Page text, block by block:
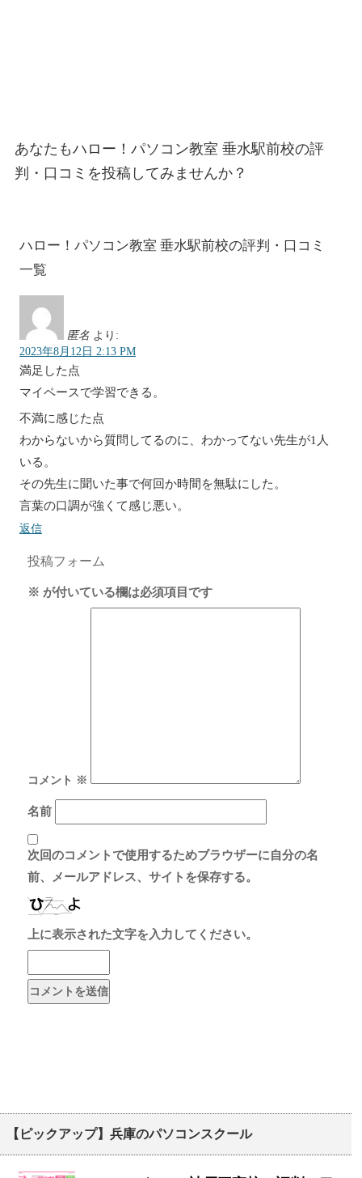
あなたもハロー！パソコン教室 垂水駅前校の評
判・口コミを投稿してみませんか？
ハロー！パソコン教室 垂水駅前校の評判・口コミ
一覧
匿名 より:
2023年8月12日 2:13 PM
満足した点
マイペースで学習できる。
不満に感じた点
わからないから質問してるのに、わかってない先生が1人
いる。
その先生に聞いた事で何回か時間を無駄にした。
言葉の口調が強くて感じ悪い。
返信
投稿フォーム
※ が付いている欄は必須項目です
コメント ※
名前
次回のコメントで使用するためブラウザーに自分の名
前、メールアドレス、サイトを保存する。
上に表示された文字を入力してください。
【ピックアップ】兵庫のパソコンスクール